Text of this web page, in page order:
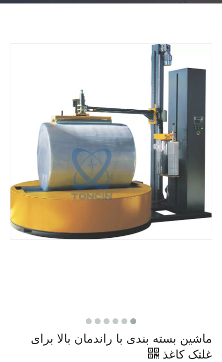
ماشین بسته بندی با راندمان بالا برای
غلتک کاغذ